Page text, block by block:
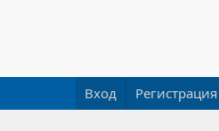
Вход Регистрация